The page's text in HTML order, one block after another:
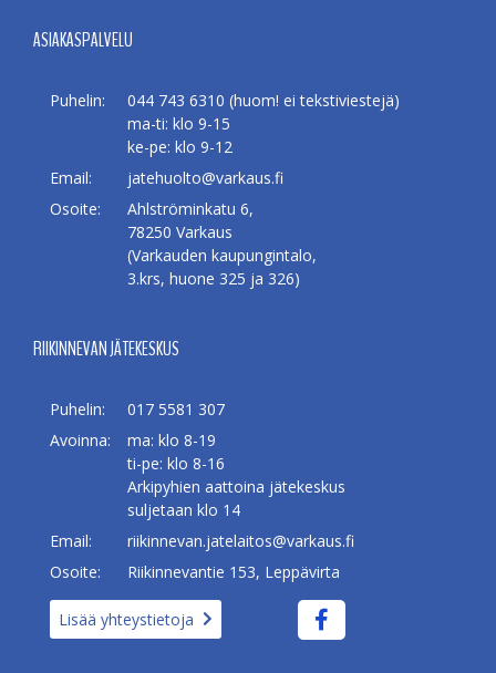
ASIAKASPALVELU
Puhelin:
044 743 6310 (huom! ei tekstiviestejä)
ma-ti: klo 9-15
ke-pe: klo 9-12
Email:
jatehuolto@varkaus.fi
Osoite:
Ahlströminkatu 6,
78250 Varkaus
(Varkauden kaupungintalo,
3.krs, huone 325 ja 326)
RIIKINNEVAN JÄTEKESKUS
Puhelin:
017 5581 307
Avoinna:
ma: klo 8-19
ti-pe: klo 8-16
Arkipyhien aattoina jätekeskus
suljetaan klo 14
Email:
riikinnevan.jatelaitos@varkaus.fi
Osoite:
Riikinnevantie 153, Leppävirta
Lisää yhteystietoja